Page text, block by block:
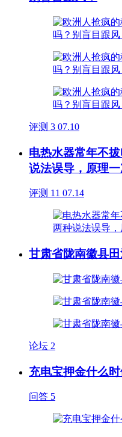
评测 3 07.10
电热水器常年不
说法误导，原理
评测 11 07.14
甘肃省陇南徽县
论坛 2
充电宝押金什么
问答 5